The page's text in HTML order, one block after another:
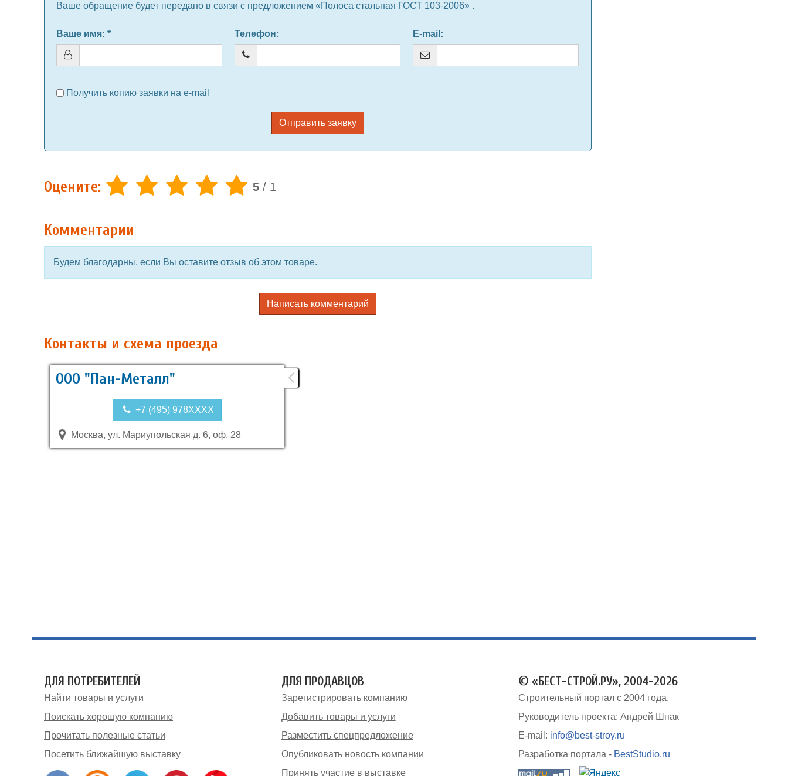
Ваше обращение будет передано в связи с предложением «Полоса стальная ГОСТ 103-2006» .
Ваше имя: * Телефон: E-mail :
Получить копию заявки на e-mail
Отправить заявку
Оцените: 5 / 1
Комментарии
Будем благодарны, если Вы оставите отзыв об этом товаре.
Написать комментарий
Контакты и схема проезда
ООО "Пан-Металл"
+7 (495) 978XXXX
Москва, ул. Мариупольская д. 6, оф. 28
ДЛЯ ПОТРЕБИТЕЛЕЙ
Найти товары и услуги
Поискать хорошую компанию
Прочитать полезные статьи
Посетить ближайшую выставку
ДЛЯ ПРОДАВЦОВ
Зарегистрировать компанию
Добавить товары и услуги
Разместить спецпредложение
Опубликовать новость компании
Принять участие в выставке
© «БЕСТ-СТРОЙ.РУ», 2004-2026
Строительный портал с 2004 года.
Руководитель проекта: Андрей Шпак
E-mail: info@best-stroy.ru
Разработка портала - BestStudio.ru